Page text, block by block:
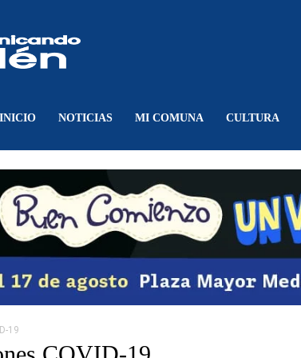
Belén
INICIO NOTICIAS MI COMUNA CULTURA
19